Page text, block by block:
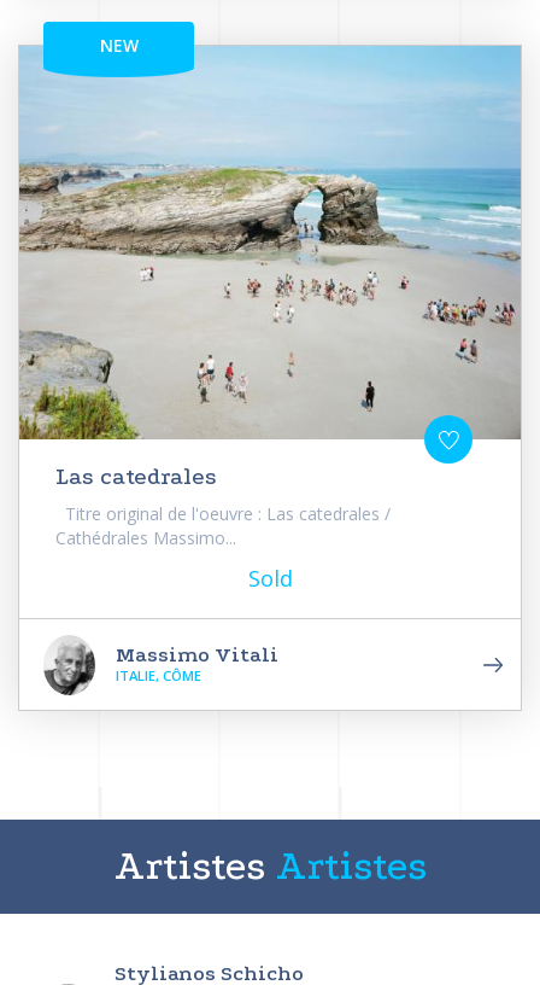
NEW
Las catedrales
Titre original de l'oeuvre : Las catedrales /
Cathédrales Massimo...
Sold
Massimo Vitali
ITALIE, CÔME
Artistes Artistes
Stylianos Schicho